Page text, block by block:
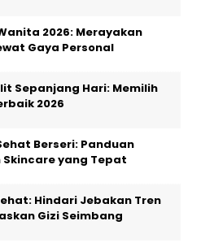
2026: Merayakan
Gaya Personal
Sepanjang Hari: Memilih
2026
Berseri: Panduan
Skincare yang Tepat
Hindari Jebakan Tren
Gizi Seimbang